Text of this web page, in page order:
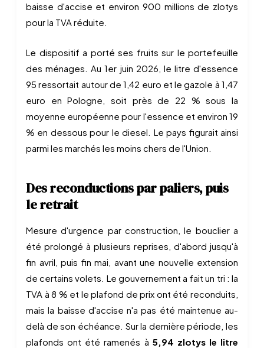
baisse d'accise et environ 900 millions de zlotys
pour la TVA réduite.
Le dispositif a porté ses fruits sur le portefeuille
des ménages. Au 1er juin 2026, le litre d'essence
95 ressortait autour de 1,42 euro et le gazole à 1,47
euro en Pologne, soit près de 22 % sous la
moyenne européenne pour l'essence et environ 19
% en dessous pour le diesel. Le pays figurait ainsi
parmi les marchés les moins chers de l'Union.
Des reconductions par paliers, puis
le retrait
Mesure d'urgence par construction, le bouclier a
été prolongé à plusieurs reprises, d'abord jusqu'à
fin avril, puis fin mai, avant une nouvelle extension
de certains volets. Le gouvernement a fait un tri : la
TVA à 8 % et le plafond de prix ont été reconduits,
mais la baisse d'accise n'a pas été maintenue au-
delà de son échéance. Sur la dernière période, les
plafonds ont été ramenés à 5,94 zlotys le litre